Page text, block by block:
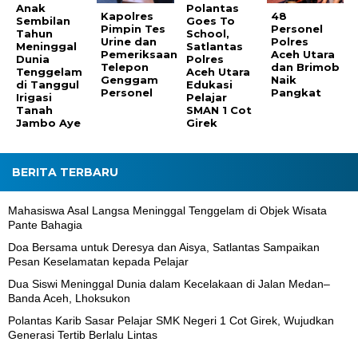
Anak
Sembilan
Tahun
Meninggal
Dunia
Tenggelam
di Tanggul
Irigasi
Tanah
Jambo Aye
Kapolres
Pimpin Tes
Urine dan
Pemeriksaan
Telepon
Genggam
Personel
Polantas
Goes To
School,
Satlantas
Polres
Aceh Utara
Edukasi
Pelajar
SMAN 1 Cot
Girek
48
Personel
Polres
Aceh Utara
dan Brimob
Naik
Pangkat
BERITA TERBARU
Mahasiswa Asal Langsa Meninggal Tenggelam di Objek Wisata
Pante Bahagia
Doa Bersama untuk Deresya dan Aisya, Satlantas Sampaikan
Pesan Keselamatan kepada Pelajar
Dua Siswi Meninggal Dunia dalam Kecelakaan di Jalan Medan–
Banda Aceh, Lhoksukon
Polantas Karib Sasar Pelajar SMK Negeri 1 Cot Girek, Wujudkan
Generasi Tertib Berlalu Lintas